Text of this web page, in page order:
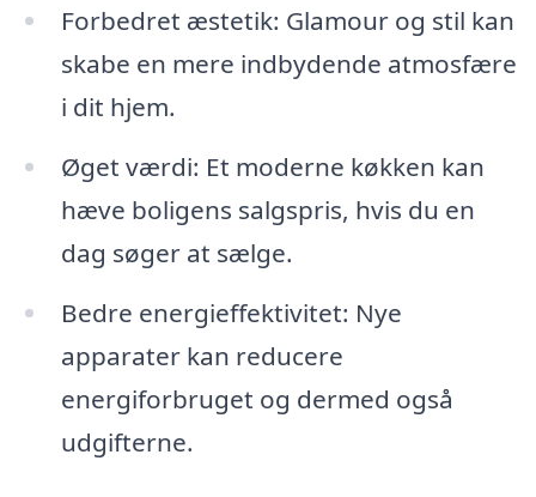
Forbedret æstetik: Glamour og stil kan
skabe en mere indbydende atmosfære
i dit hjem.
Øget værdi: Et moderne køkken kan
hæve boligens salgspris, hvis du en
dag søger at sælge.
Bedre energieffektivitet: Nye
apparater kan reducere
energiforbruget og dermed også
udgifterne.